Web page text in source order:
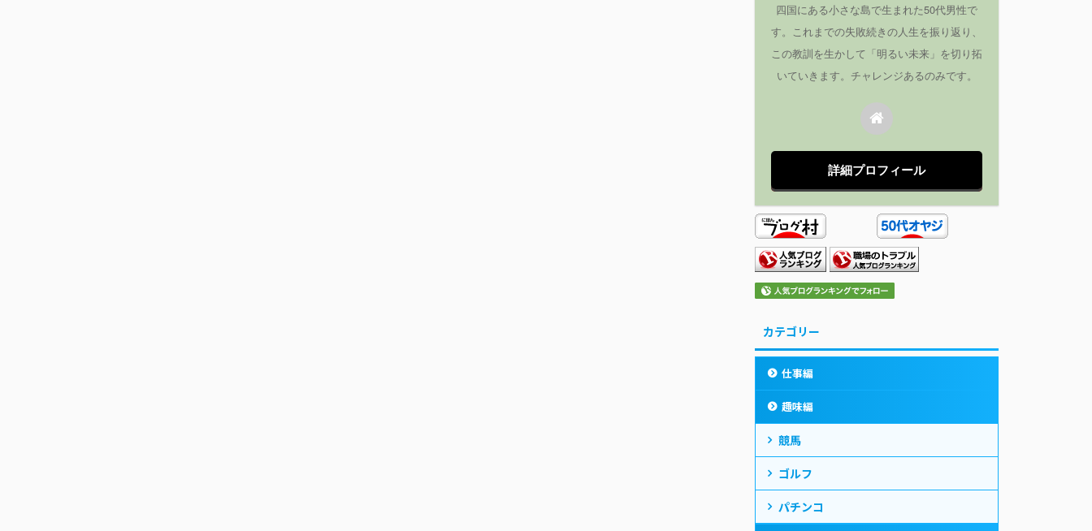
四国にある小さな島で生まれた50代男性で
す。これまでの失敗続きの人生を振り返り、
この教訓を生かして「明るい未来」を切り拓
いていきます。チャレンジあるのみです。
詳細プロフィール
カテゴリー
仕事編
趣味編
競馬
ゴルフ
パチンコ